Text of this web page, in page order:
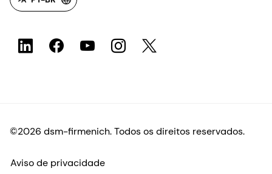
©2026 dsm-firmenich. Todos os direitos reservados.
Aviso de privacidade